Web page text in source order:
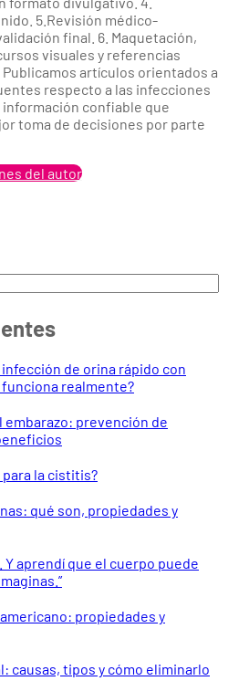
5.Revisión médico-
final. 6. Maquetación,
visuales y referencias
artículos orientados a
respecto a las infecciones
confiable que
toma de decisiones por parte
del autor
de orina rápido con
realmente?
embarazo: prevención de
para la cistitis?
qué son, propiedades y
Y aprendí que el cuerpo puede
propiedades y
causas, tipos y cómo eliminarlo